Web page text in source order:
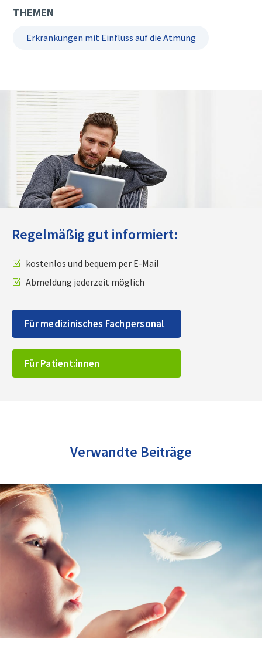
THEMEN
Erkrankungen mit Einfluss auf die Atmung
Regelmäßig gut informiert:
kostenlos und bequem per E-Mail
Abmeldung jederzeit möglich
Für medizinisches Fachpersonal
Für Patient:innen
Verwandte Beiträge